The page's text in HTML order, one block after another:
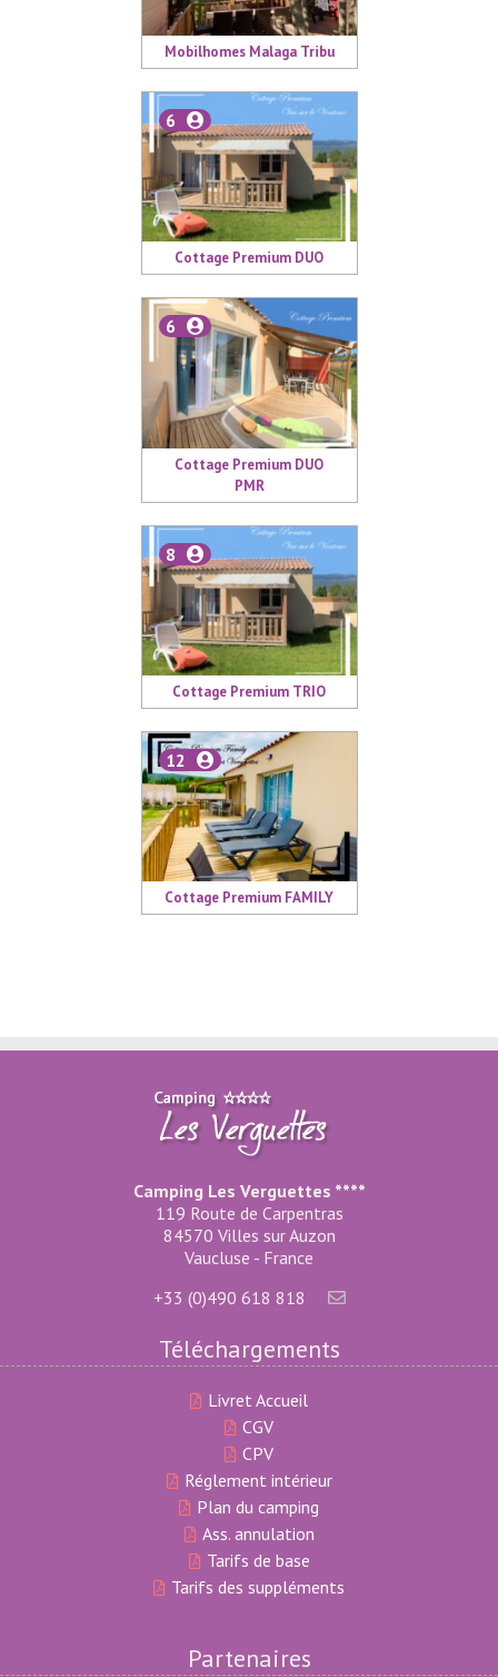
Mobilhomes Malaga Tribu
Cottage Premium DUO
6
Cottage Premium DUO
PMR
6
Cottage Premium TRIO
8
Cottage Premium FAMILY
12
Camping Les Verguettes ****
119 Route de Carpentras
84570 Villes sur Auzon
Vaucluse - France
+33 (0)490 618 818
Téléchargements
Livret Accueil
CGV
CPV
Réglement intérieur
Plan du camping
Ass. annulation
Tarifs de base
Tarifs des suppléments
Partenaires